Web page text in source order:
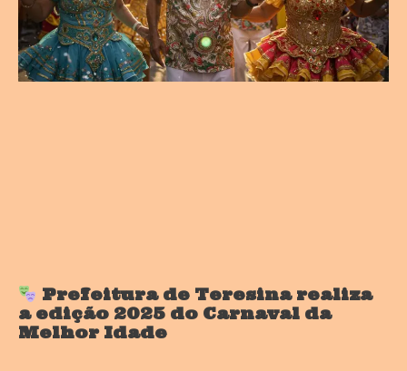
Prefeitura de Teresina realiza
a edição 2025 do Carnaval da
Melhor Idade